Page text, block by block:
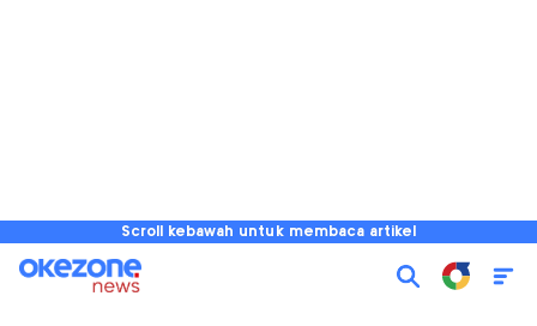
Scroll kebawah untuk membaca artikel